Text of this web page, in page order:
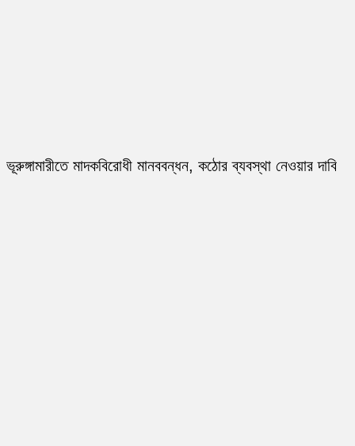
ভূরুঙ্গামারীতে মাদকবিরোধী মানববন্ধন, কঠোর ব্যবস্থা নেওয়ার দাবি